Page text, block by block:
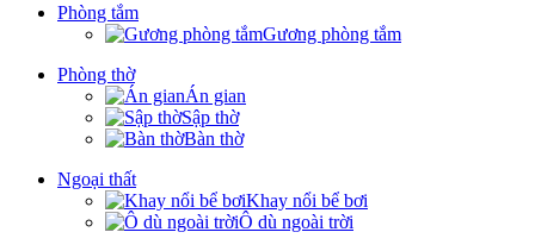
Phòng tắm
Gương phòng tắm
Phòng thờ
Án gian
Sập thờ
Bàn thờ
Ngoại thất
Khay nổi bể bơi
Ô dù ngoài trời